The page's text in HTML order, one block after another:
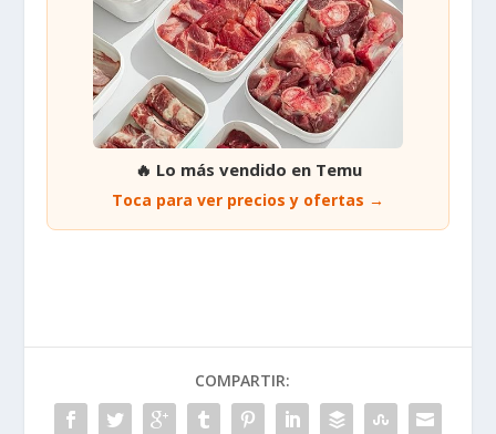
🔥 Lo más vendido en Temu
Toca para ver precios y ofertas →
COMPARTIR: